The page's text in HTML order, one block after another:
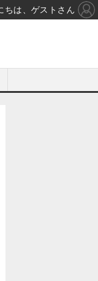
ちは、ゲストさん